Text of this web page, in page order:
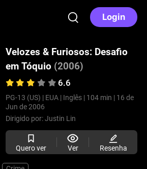
Login
Velozes & Furiosos: Desafio
em Tóquio (2006)
6.6
PG-13 (US) | EUA | Inglês | 104 min | 16 de
Jun de 2006
Dirigido por:Justin Lin
Quero ver Ver Resenha